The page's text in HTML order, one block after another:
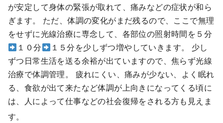
が安定して身体の緊張が取れて、痛みなどの症状が和ら
ぎます。 ただ、体調の変化がまだ残るので、ここで無理
をせずに光線治療に専念して、各部位の照射時間を５分
１０分
１５分を少しずつ増やしていきます。 少し
ずつ日常生活を送る余裕が出ていますので、焦らず光線
治療で体調管理。 疲れにくい、痛みが少ない、よく眠れ
る、食欲が出て来たなど体調が上向きになってくる頃に
は、人によって仕事などの社会復帰をされる方も見えま
す。